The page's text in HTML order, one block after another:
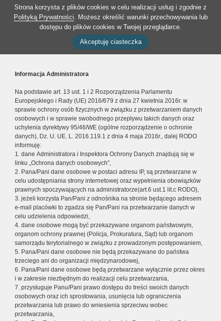
Strona korzysta z plików cookies w celu realizacji usług i zgodnie z
Polityką Prywatności. Możesz określić warunki przechowywania lub
dostępu do plików cookies w Twojej przeglądarce.
Akceptuję ciasteczka
Informacja Administratora
Na podstawie art. 13 ust. 1 i 2 Rozporządzenia Parlamentu
Europejskiego i Rady (UE) 2016/679 z dnia 27 kwietnia 2016r. w
sprawie ochrony osób fizycznych w związku z przetwarzaniem danych
osobowych i w sprawie swobodnego przepływu takich danych oraz
uchylenia dyrektywy 95/46/WE (ogólne rozporządzenie o ochronie
danych), Dz. U. UE. L. 2016.119.1 z dnia 4 maja 2016r., dalej RODO
informuję:
1. dane Administratora i Inspektora Ochrony Danych znajdują się w
linku „Ochrona danych osobowych”,
2. Pana/Pani dane osobowe w postaci adresu IP, są przetwarzane w
celu udostępniania strony internetowej oraz wypełnienia obowiązków
prawnych spoczywających na administratorze(art.6 ust.1 lit.c RODO),
3. jeżeli korzysta Pan/Pani z odnośnika na stronie będącego adresem
e-mail placówki to zgadza się Pan/Pani na przetwarzanie danych w
celu udzielenia odpowiedzi,
4. dane osobowe mogą być przekazywane organom państwowym,
organom ochrony prawnej (Policja, Prokuratura, Sąd) lub organom
samorządu terytorialnego w związku z prowadzonym postępowaniem,
5. Pana/Pani dane osobowe nie będą przekazywane do państwa
trzeciego ani do organizacji międzynarodowej,
6. Pana/Pani dane osobowe będą przetwarzane wyłącznie przez okres
i w zakresie niezbędnym do realizacji celu przetwarzania,
7. przysługuje Panu/Pani prawo dostępu do treści swoich danych
osobowych oraz ich sprostowania, usunięcia lub ograniczenia
przetwarzania lub prawo do wniesienia sprzeciwu wobec
przetwarzania,